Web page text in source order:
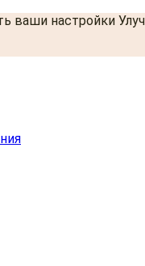
ваши настройки